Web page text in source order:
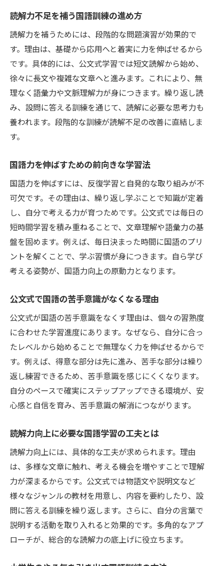
読解力不足を補う国語訓練の進め方
読解力を補うためには、段階的な問題演習が効果的で
す。理由は、基礎から応用へと着実に力を伸ばせるから
です。具体的には、公文式学習では短文読解から始め、
徐々に長文や複雑な文章へと進みます。これにより、無
理なく語彙力や文脈理解力が身につきます。繰り返し読
み、設問に答える訓練を通じて、読解に必要な思考力も
養われます。段階的な訓練が読解不足の改善に直結しま
す。
国語力を伸ばすための前向きな学習法
国語力を伸ばすには、反復学習と自発的な取り組みが不
可欠です。その理由は、繰り返し学ぶことで知識が定着
し、自分で考える力が育つためです。公文式では毎日の
短時間学習を積み重ねることで、文章理解や語彙力の基
盤を固めます。例えば、毎日決まった時間に国語のプリ
ントを解くことで、学ぶ習慣が身につきます。自ら学び
考える姿勢が、国語力向上の原動力となります。
公文式で国語の苦手意識がなくなる理由
公文式が国語の苦手意識をなくす理由は、個々の習熟度
に合わせた学習進度にあります。なぜなら、自分に合っ
たレベルから始めることで無理なく力を伸ばせるからで
す。例えば、得意な部分は先に進み、苦手な部分は繰り
返し練習できるため、苦手意識を感じにくくなります。
自分のペースで確実にステップアップできる環境が、安
心感と自信を育み、苦手意識の解消につながります。
読解力向上に必要な国語学習の工夫とは
読解力向上には、具体的な工夫が求められます。理由
は、多様な文章に触れ、考える機会を増やすことで理解
力が深まるからです。公文式では物語文や説明文など
様々なジャンルの教材を用意し、内容を要約したり、設
問に答える訓練を繰り返します。さらに、自分の言葉で
説明する活動を取り入れると効果的です。多角的なアプ
ローチが、総合的な読解力の底上げに役立ちます。